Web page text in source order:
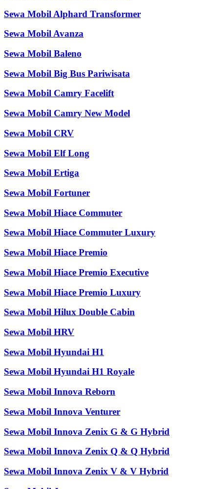
Sewa Mobil Alphard Transformer
Sewa Mobil Avanza
Sewa Mobil Baleno
Sewa Mobil Big Bus Pariwisata
Sewa Mobil Camry Facelift
Sewa Mobil Camry New Model
Sewa Mobil CRV
Sewa Mobil Elf Long
Sewa Mobil Ertiga
Sewa Mobil Fortuner
Sewa Mobil Hiace Commuter
Sewa Mobil Hiace Commuter Luxury
Sewa Mobil Hiace Premio
Sewa Mobil Hiace Premio Executive
Sewa Mobil Hiace Premio Luxury
Sewa Mobil Hilux Double Cabin
Sewa Mobil HRV
Sewa Mobil Hyundai H1
Sewa Mobil Hyundai H1 Royale
Sewa Mobil Innova Reborn
Sewa Mobil Innova Venturer
Sewa Mobil Innova Zenix G & G Hybrid
Sewa Mobil Innova Zenix Q & Q Hybrid
Sewa Mobil Innova Zenix V & V Hybrid